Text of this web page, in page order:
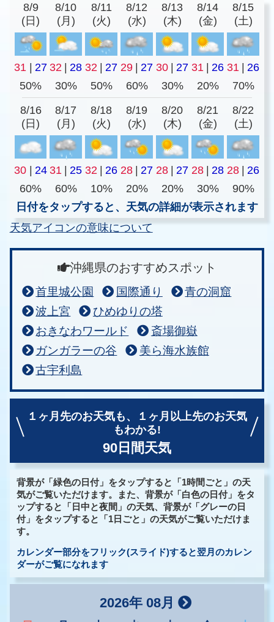
8/9
(日)
8/10
(月)
8/11
(火)
8/12
(水)
8/13
(木)
8/14
(金)
8/15
(土)
31 | 27 32 | 28 32 | 27 29 | 27 30 | 27 31 | 26 31 | 26
50%
30% 50% 60% 30% 20% 70%
8/16
(日)
8/17
(月)
8/18
(火)
8/19
(水)
8/20
(木)
8/21
(金)
8/22
(土)
30 | 24 31 | 25 32 | 26 28 | 27 28 | 27 28 | 28 28 | 26
60%
60% 10% 20% 20% 30%
90%
日付をタップすると、天気の詳細が表示されます
天気アイコンの意味について
沖縄県のおすすめスポット
首里城公園 国際通り
青の洞窟
波上宮
ひめゆりの塔
おきなわワールド
斎場御嶽
ガンガラーの谷
美ら海水族館
古宇利島
１ヶ月先のお天気も、
１ヶ月以上先のお天気
もわかる!
90日間天気
背景が「緑色の日付」をタップすると「1時間ごと」の天
気がご覧いただけます。また、背景が「白色の日付」をタ
ップすると「日中と夜間」の天気、背景が「グレーの日
付」をタップすると「1日ごと」の天気がご覧いただけま
す。
カレンダー部分をフリック(スライド)すると翌月のカレン
ダーがご覧になれます
2026年 08月